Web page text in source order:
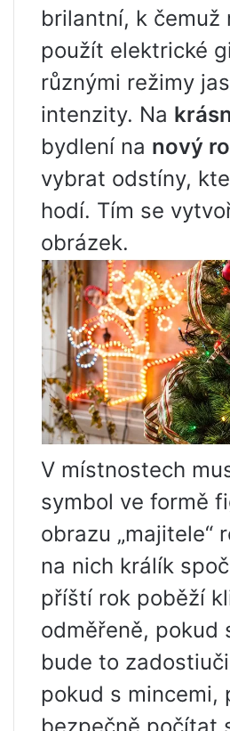
brilantní, k čemuž
použít elektrické
různými režimy
intenzity. Na
bydlení na nový
vybrat odstíny,
hodí. Tím se
obrázek.
V místnostech
symbol ve formě
obrazu „majitele“
na nich králík
příští rok poběží
odměřeně, pokud
bude to
pokud s mincemi,
bezpečně počítat